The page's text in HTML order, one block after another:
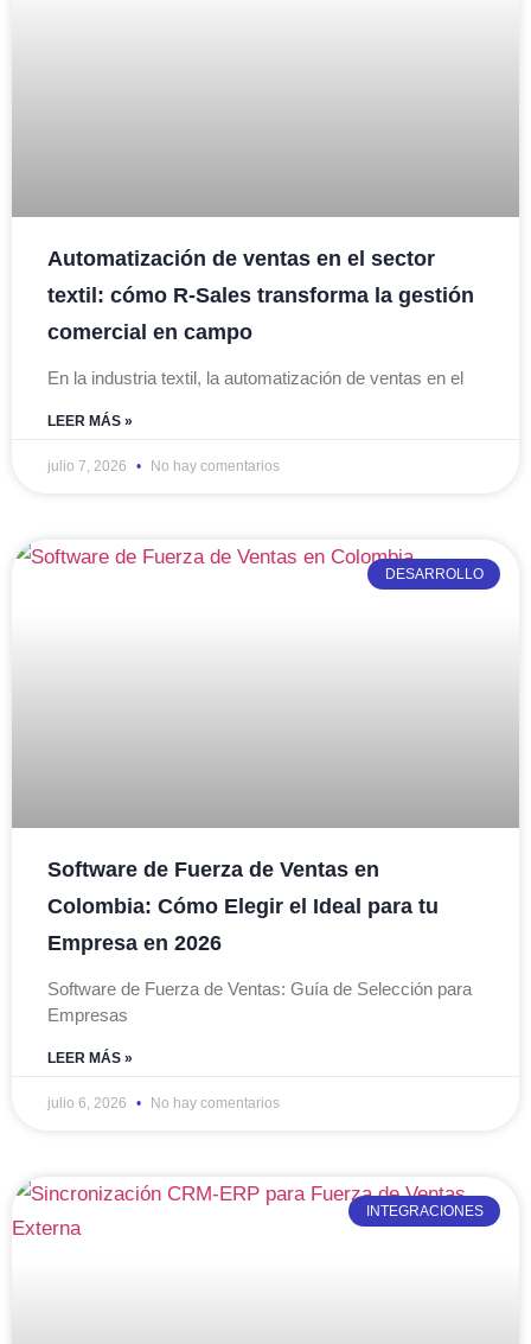
Automatización de ventas en el sector
textil: cómo R-Sales transforma la gestión
comercial en campo
En la industria textil, la automatización de ventas en el
LEER MÁS »
julio 7, 2026 No hay comentarios
DESARROLLO
Software de Fuerza de Ventas en
Colombia: Cómo Elegir el Ideal para tu
Empresa en 2026
Software de Fuerza de Ventas: Guía de Selección para
Empresas
LEER MÁS »
julio 6, 2026 No hay comentarios
INTEGRACIONES